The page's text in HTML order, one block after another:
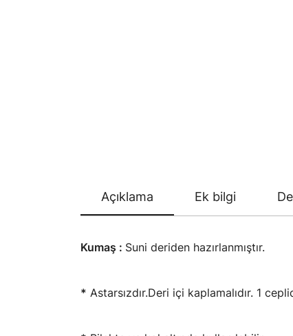
Açıklama Ek bilgi
Kumaş : Suni deriden hazırlanmıştır.
* Astarsızdır.Deri içi kaplamalıdır. 1